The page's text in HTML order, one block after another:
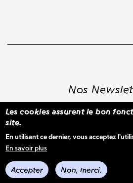
Nos
Voir les derniers
Les cookies assurent le bon
site.
En utilisant ce dernier, vous acceptez
En savoir plus
Accepter Non, merci.